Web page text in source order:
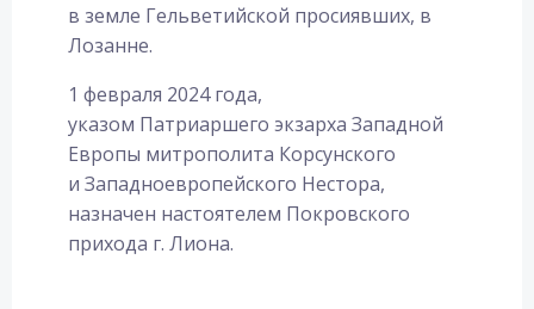
в земле Гельветийской просиявших, в
Лозанне.
1 февраля 2024 года,
указом Патриаршего экзарха Западной
Европы митрополита Корсунского
и Западноевропейского Нестора,
назначен настоятелем Покровского
прихода г. Лиона.